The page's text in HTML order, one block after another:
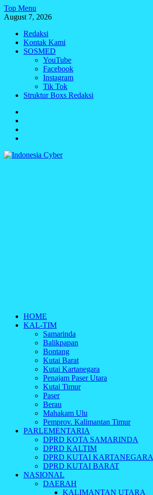
Skip
to
Top Menu
August 7, 2026
Redaksi
Kontak Kami
SOSMED
YouTube
Facebook
Instagram
Tik Tok
Struktur Boxs Redaksi
Redaksi
HOME
KAL-TIM
Samarinda
Balikpapan
Bontang
Kutai Barat
Kutai Kartanegara
Penajam Paser Utara
Kutai Timur
Paser
Berau
Mahakam Ulu
Pemprov. Kalimantan Timur
PARLEMENTARIA
DPRD KOTA SAMARINDA
DPRD KALTIM
DPRD KUTAI KARTANEGARA
DPRD KUTAI BARAT
NASIONAL
DAERAH
KALIMANTAN UTARA